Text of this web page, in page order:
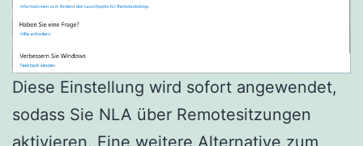
Diese Einstellung wird sofort angewendet,
sodass Sie NLA über Remotesitzungen
aktivieren. Eine weitere Alternative zum